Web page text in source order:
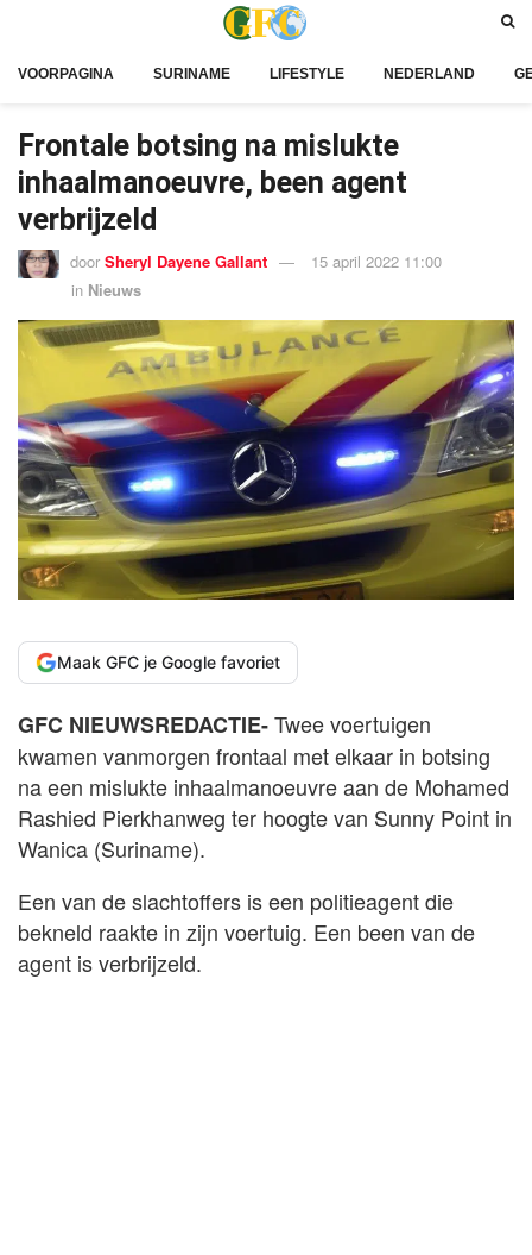
VOORPAGINA SURINAME LIFESTYLE NEDERLAND
Frontale botsing na mislukte
inhaalmanoeuvre, been agent
verbrijzeld
door Sheryl Dayene Gallant
15 april 2022 11:00
in Nieuws
Maak GFC je Google favoriet
GFC NIEUWSREDACTIE-Twee voertuigen
kwamen vanmorgen frontaal met elkaar in botsing
na een mislukte inhaalmanoeuvre aan de Mohamed
Rashied Pierkhanweg ter hoogte van Sunny Point in
Wanica (Suriname).
Een van de slachtoffers is een politieagent die
bekneld raakte in zijn voertuig. Een been van de
agent is verbrijzeld.